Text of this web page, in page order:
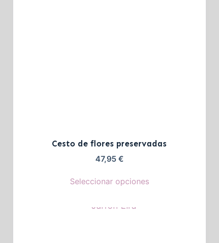
Cesto de flores preservadas
47,95 €
Seleccionar opciones